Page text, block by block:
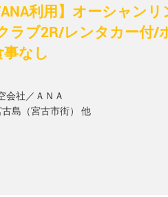
利用】オーシャン
ラブ2R/レンタカー付/
なし
会社／ＡＮＡ
島（宮古市街） 他